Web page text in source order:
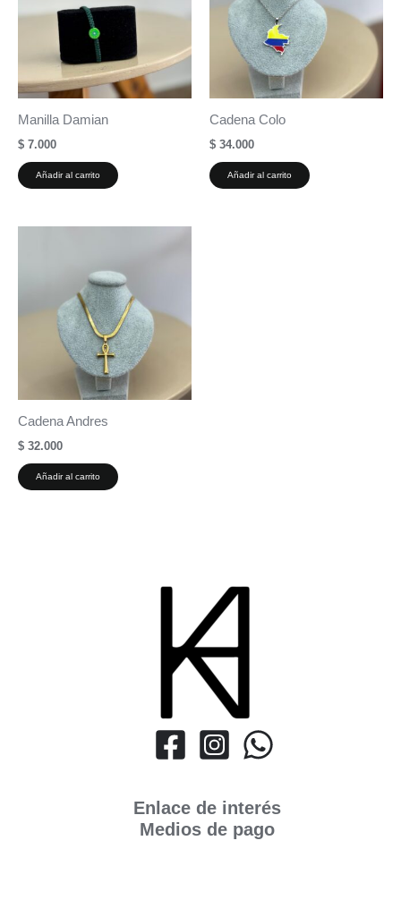
Manilla Damian
$ 7.000
Añadir al carrito
Cadena Colo
$ 34.000
Añadir al carrito
Cadena Andres
$ 32.000
Añadir al carrito
Enlace de interés
Medios de pago